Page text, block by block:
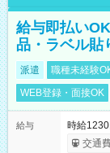
給与即払い
品・ラベル貼
派遣 職種未経験
WEB登録・面接OK
給与
時給1230
交通